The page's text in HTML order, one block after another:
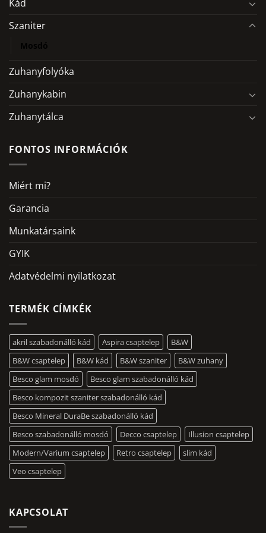
Kád
Szaniter
Mosdó
Zuhanyfolyóka
Zuhanykabin
Zuhanytálca
FONTOS INFORMÁCIÓK
Miért mi?
Garancia
Munkatársaink
GYIK
Adatvédelmi nyilatkozat
TERMÉK CÍMKÉK
akril szabadonálló kád Aspira csaptelep
B&W
B&W csaptelep
B&W kád B&W szaniter
B&W zuhany
Besco glam mosdó
Besco glam szabadonálló kád
Besco kompozit szaniter szabadonálló kád
Besco Mineral DuraBe szabadonálló kád
Besco szabadonálló mosdó
Decco csaptelep
Illusion csaptelep
Modern/Varium csaptelep
Retro csaptelep
slim kád
Veo csaptelep
KAPCSOLAT